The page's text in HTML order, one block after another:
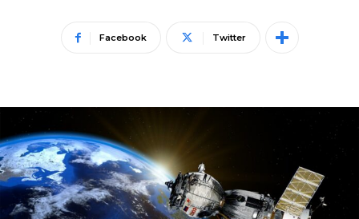
Facebook Twitter